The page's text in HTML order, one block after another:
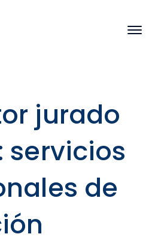
jurado
servicios
de